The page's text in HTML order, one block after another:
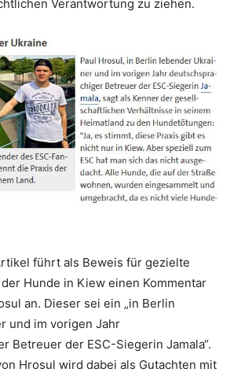
Verantwortung zu ziehen.
führt als Beweis für gezielte
Hunde in Kiew einen Kommentar
an. Dieser sei ein „in Berlin
und im vorigen Jahr
Betreuer der ESC-Siegerin Jamala“.
Hrosul wird dabei als Gutachten mit